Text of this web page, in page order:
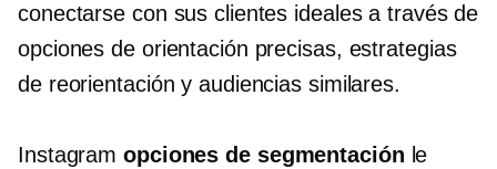
conectarse con sus clientes ideales a través de
opciones de orientación precisas, estrategias
de reorientación y audiencias similares.
Instagram opciones de segmentación le